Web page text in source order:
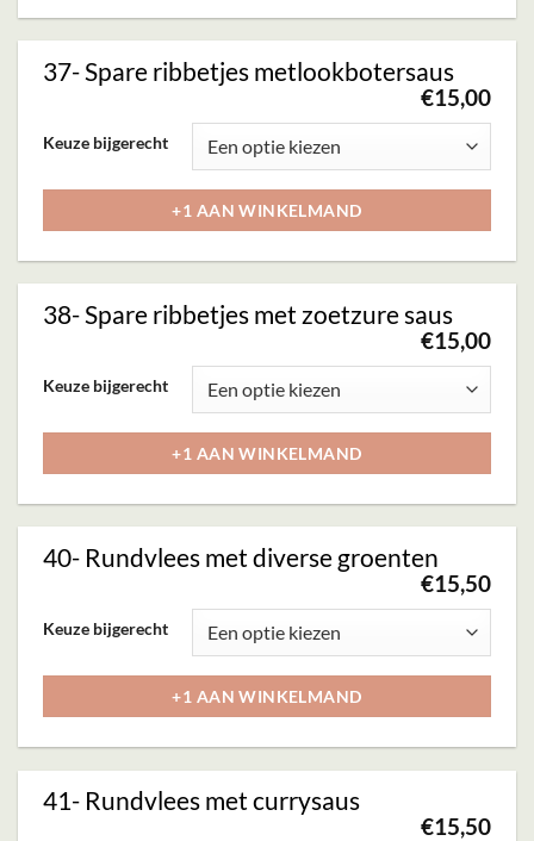
variaties.
Deze
optie
gekozen
productpagina
37- Spare ribbetjes metlookbotersaus
€15,00
product
heeft
variaties.
Deze
optie
gekozen
productpagina
Keuze bijgerecht
+1 AAN WINKELMAND
38- Spare ribbetjes met zoetzure saus
€15,00
product
heeft
variaties.
Deze
optie
gekozen
productpagina
Keuze bijgerecht
+1 AAN WINKELMAND
40- Rundvlees met diverse groenten
€15,50
product
heeft
variaties.
Deze
optie
Keuze bijgerecht
+1 AAN WINKELMAND
41- Rundvlees met currysaus
€15,50